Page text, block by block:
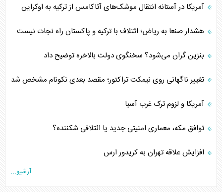
آمریکا در آستانه انتقال موشک‌های آتاکامس از ترکیه به اوکراین
هشدار صنعا به ریاض؛ ائتلاف با ترکیه و پاکستان راه نجات نیست
بنزین گران می‌شود؟ سخنگوی دولت بالاخره توضیح داد
تغییر ناگهانی روی نیمکت تراکتور؛ مقصد بعدی نکونام مشخص شد
آمریکا و لزوم ترک غرب آسیا
توافق مکه، معماری امنیتی جدید یا ائتلافی شکننده؟
افزایش علاقه تهران به کریدور ارس
آرشیو...